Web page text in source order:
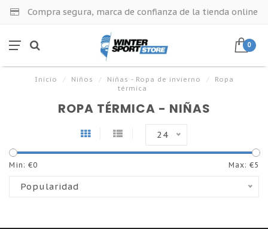
Compra segura, marca de confianza de la tienda online
0
Inicio / Niños / Niñas - Ropa de invierno /
Ropa
térmica
ROPA TÉRMICA - NIÑAS
24
Min: €0 Max: €5
Popularidad